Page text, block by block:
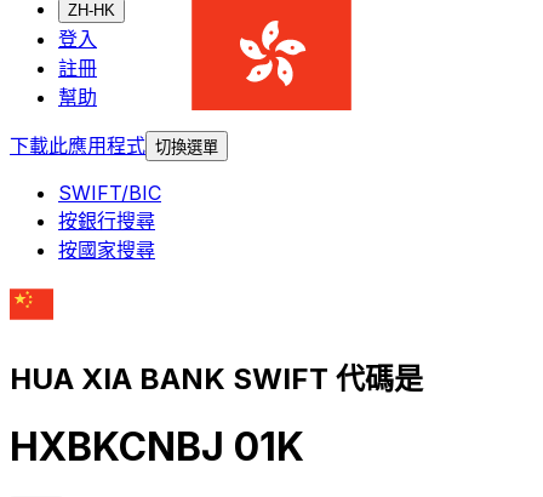
ZH-HK
登入
註冊
幫助
下載此應用程式 切換選單
SWIFT/BIC
按銀行搜尋
按國家搜尋
HUA XIA BANK SWIFT 代碼是
HXBKCNBJ 01K